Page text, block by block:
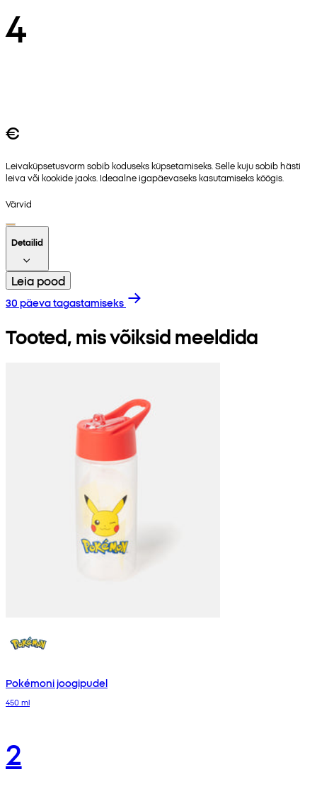
4
€
Leivaküpsetusvorm sobib koduseks küpsetamiseks. Selle kuju sobib hästi
leiva või kookide jaoks. Ideaalne igapäevaseks kasutamiseks köögis.
Värvid
Detailid
Leia pood
30 päeva tagastamiseks
Tooted, mis võiksid meeldida
Pokémoni joogipudel
450 ml
2